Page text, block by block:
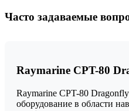
Часто задаваемые
Raymarine CPT-80
Raymarine CPT-80
оборудование в области